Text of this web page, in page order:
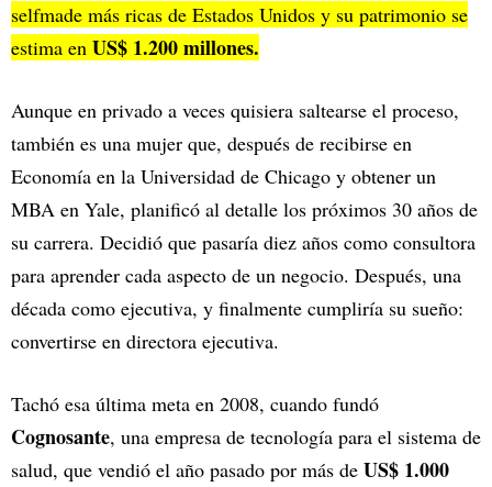
selfmade más ricas de Estados Unidos y su patrimonio se
estima en US$ 1.200 millones.
Aunque en privado a veces quisiera saltearse el proceso,
también es una mujer que, después de recibirse en
Economía en la Universidad de Chicago y obtener un
MBA en Yale, planificó al detalle los próximos 30 años de
su carrera. Decidió que pasaría diez años como consultora
para aprender cada aspecto de un negocio. Después, una
década como ejecutiva, y finalmente cumpliría su sueño:
convertirse en directora ejecutiva.
Tachó esa última meta en 2008, cuando fundó
Cognosante, una empresa de tecnología para el sistema de
salud, que vendió el año pasado por más de US$ 1.000